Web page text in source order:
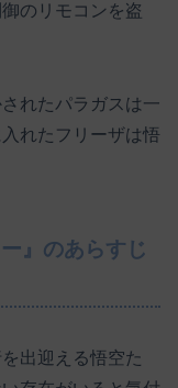
のリモコンを盗
れたパラガスは一
れたフリーザは悟
』のあらすじ
出迎える悟空た